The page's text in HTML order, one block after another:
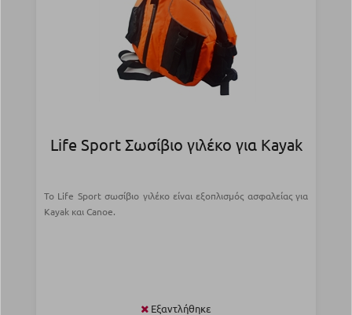
Life Sport Σωσίβιο γιλέκο για Kayak
Το Life Sport σωσίβιο γιλέκο είναι εξοπλισμός ασφαλείας για
Kayak και Canoe.
Εξαντλήθηκε